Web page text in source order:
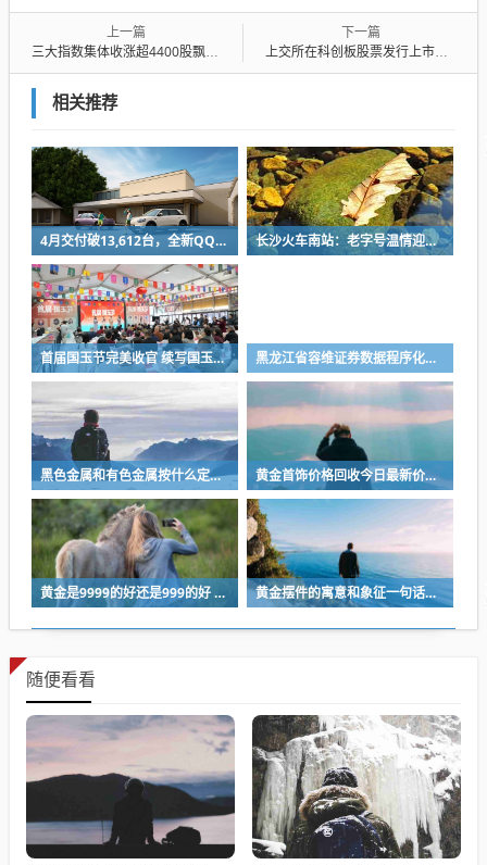
上一篇
三大指数集体收涨超4400股飘红，三大指数集体收涨什么意思
下一篇
上交所在科创板股票发行上市审核过程中？上交所对科创板发行上市审核
相关推荐
4月交付破13,612台，全新QQ3实力证言王者回归 长沙火车南站：老字号温情迎客 出站口记得品尝“好鸭”
首届国玉节完美收官 续写国玉文化新篇 黑龙江省容维证券数据程序化有限公司？黑龙江省容维证券数据程序化有限公司电话是多少
黑色金属和有色金属按什么定义，黑色金属和有色金属等是按什么分类的 黄金首饰价格回收今日最新价多少钱一克？au999黄金回收多少钱一克
黄金是9999的好还是999的好 黄金999和9999哪个好 黄金摆件的寓意和象征一句话概括 黄金摆件寓意你真正了解多少
随便看看